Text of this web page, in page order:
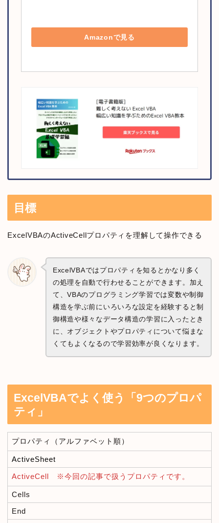
Amazonで見る
目標
ExcelVBAのActiveCellプロパティを理解して操作できる
ExcelVBAではプロパティを知るとかなり多く
の処理を自動で行わせることができます。加え
て、VBAのプログラミング学習では変数や制御
構造を学ぶ前にいろいろな設定を経験すると制
御構造や様々なデータ構造の学習に入ったとき
に、オブジェクトやプロパティについて悩まな
くてもよくなるので学習効率が良くなります。
ExcelVBAでよく使う「9つのプロパ
ティ」
プロパティ（アルファベット順）
ActiveSheet
ActiveCell ※今回の記事で扱うプロパティです。
Cells
End